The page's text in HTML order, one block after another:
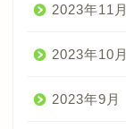
2023年11月
2023年10月
2023年9月